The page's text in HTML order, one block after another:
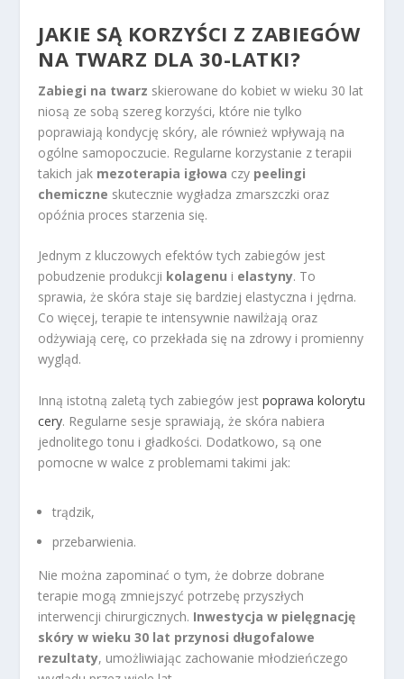
JAKIE SĄ KORZYŚCI Z ZABIEGÓW
NA TWARZ DLA 30-LATKI?
Zabiegi na twarz skierowane do kobiet w wieku 30 lat
niosą ze sobą szereg korzyści, które nie tylko
poprawiają kondycję skóry, ale również wpływają na
ogólne samopoczucie. Regularne korzystanie z terapii
takich jak mezoterapia igłowa czy peelingi
chemiczne skutecznie wygładza zmarszczki oraz
opóźnia proces starzenia się.
Jednym z kluczowych efektów tych zabiegów jest
pobudzenie produkcji kolagenu i elastyny. To
sprawia, że skóra staje się bardziej elastyczna i jędrna.
Co więcej, terapie te intensywnie nawilżają oraz
odżywiają cerę, co przekłada się na zdrowy i promienny
wygląd.
Inną istotną zaletą tych zabiegów jestpoprawa kolorytu
cery. Regularne sesje sprawiają, że skóra nabiera
jednolitego tonu i gładkości. Dodatkowo, są one
pomocne w walce z problemami takimi jak:
trądzik,
przebarwienia.
Nie można zapominać o tym, że dobrze dobrane
terapie mogą zmniejszyć potrzebę przyszłych
interwencji chirurgicznych. Inwestycja w pielęgnację
skóry w wieku 30 lat przynosi długofalowe
rezultaty, umożliwiając zachowanie młodzieńczego